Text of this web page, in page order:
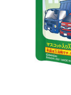
健康及安
幼兒護理
嬰兒手推車